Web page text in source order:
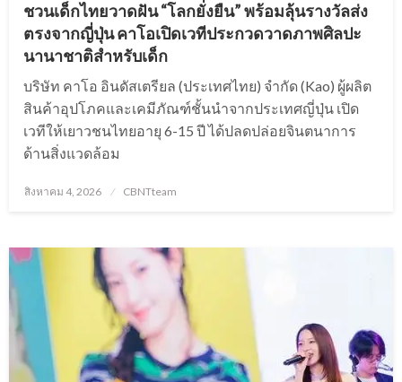
ชวนเด็กไทยวาดฝัน “โลกยั่งยืน” พร้อมลุ้นรางวัลส่ง
ตรงจากญี่ปุ่น คาโอเปิดเวทีประกวดวาดภาพศิลปะ
นานาชาติสำหรับเด็ก
บริษัท คาโอ อินดัสเตรียล (ประเทศไทย) จำกัด (Kao) ผู้ผลิต
สินค้าอุปโภคและเคมีภัณฑ์ชั้นนำจากประเทศญี่ปุ่น เปิด
เวทีให้เยาวชนไทยอายุ 6-15 ปี ได้ปลดปล่อยจินตนาการ
ด้านสิ่งแวดล้อม
Posted
สิงหาคม 4, 2026 CBNTteam